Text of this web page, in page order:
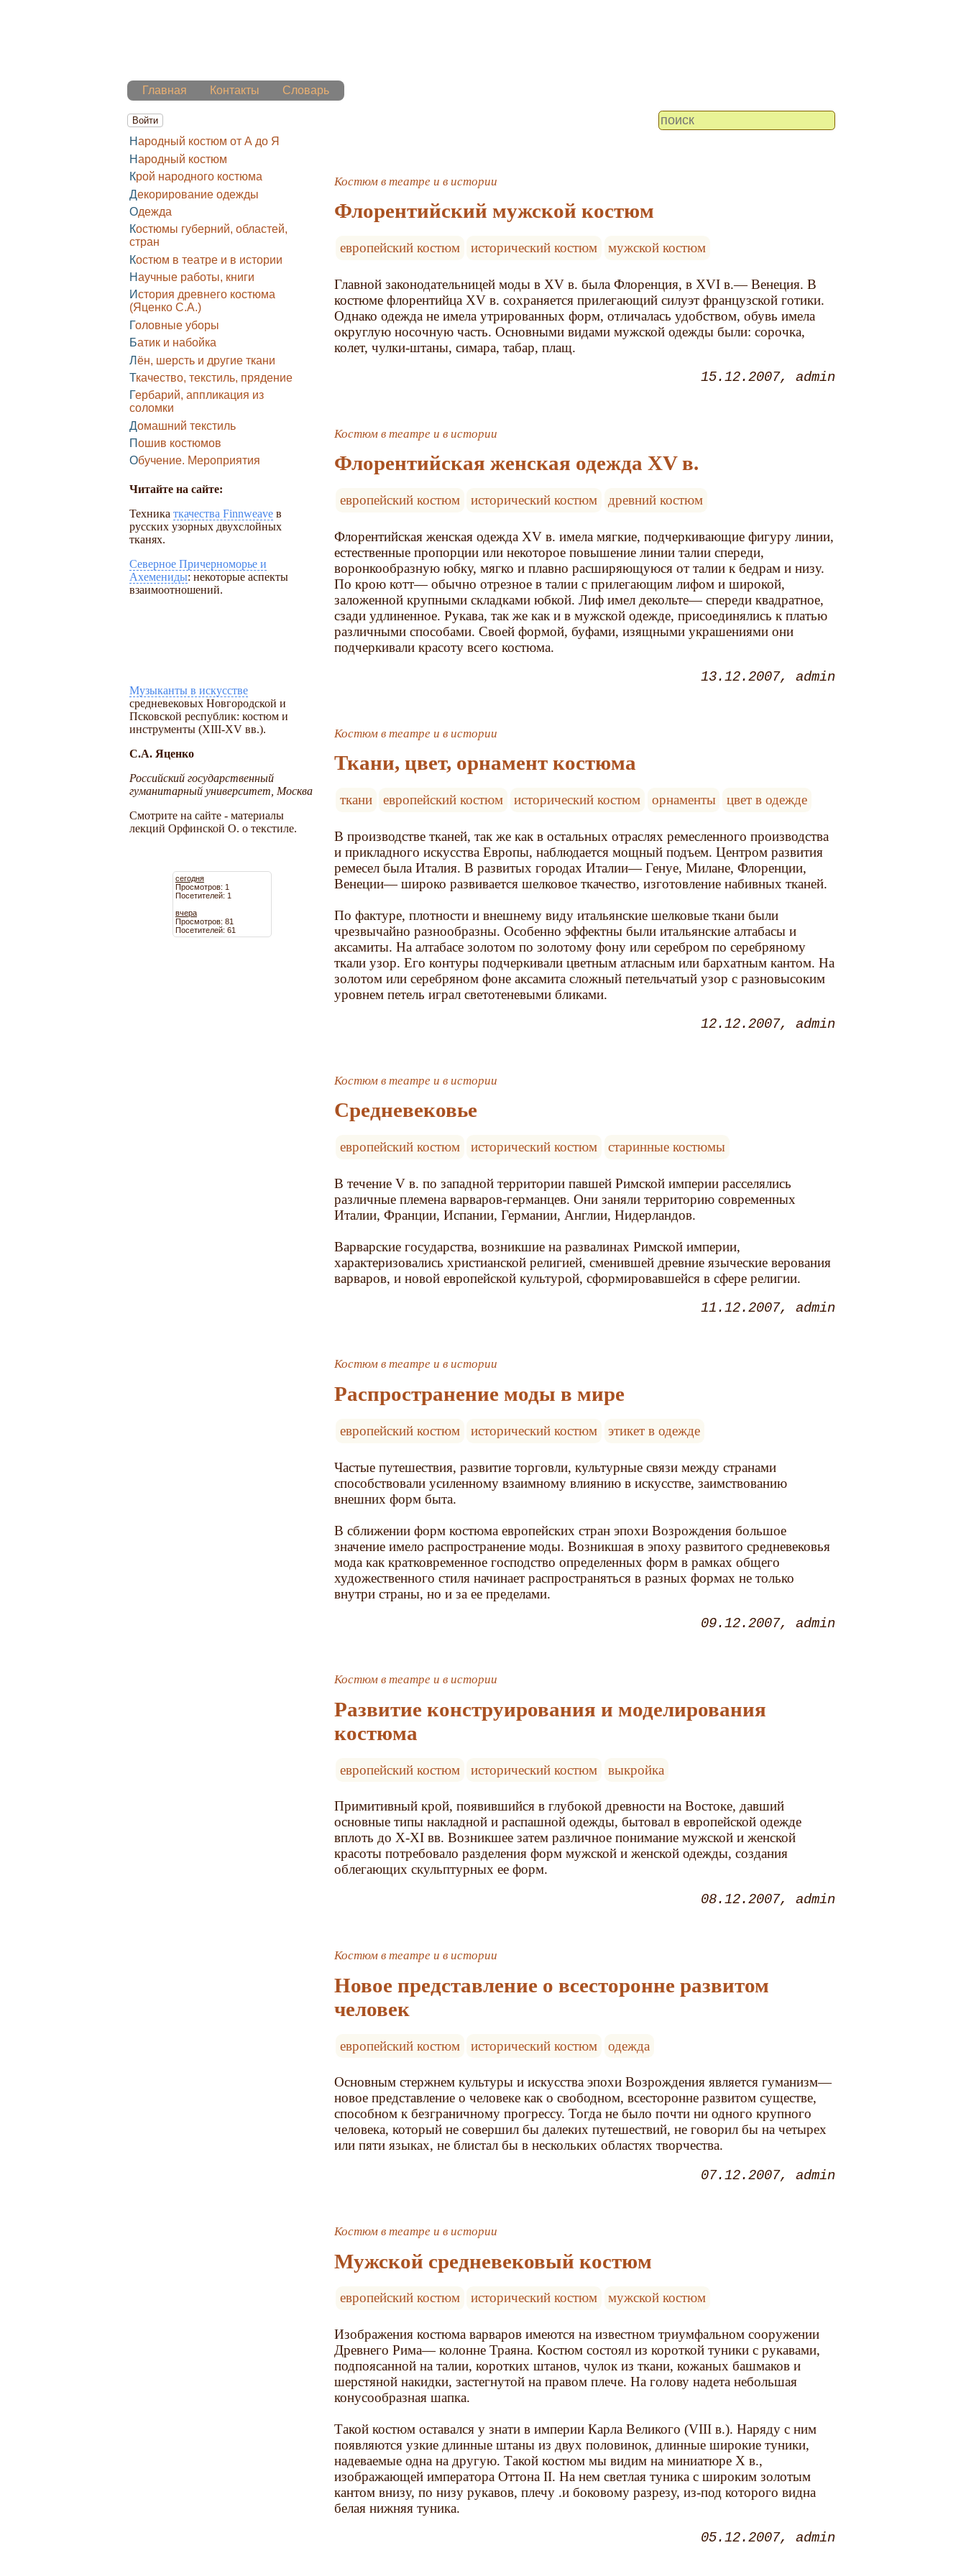
Главная Контакты Словарь
Войти
Народный костюм от А до Я
Народный костюм
Крой народного костюма
Декорирование одежды
Одежда
Костюмы губерний, областей,
стран
Костюм в театре и в истории
Научные работы, книги
История древнего костюма
(Яценко С.А.)
Головные уборы
Батик и набойка
Лён, шерсть и другие ткани
Ткачество, текстиль, прядение
Гербарий, аппликация из
соломки
Домашний текстиль
Пошив костюмов
Обучение. Мероприятия
Читайте на сайте:
Техника ткачества Finnweave в
русских узорных двухслойных
тканях.
Северное Причерноморье и
Ахемениды: некоторые аспекты
взаимоотношений.
Музыканты в искусстве
средневековых Новгородской и
Псковской республик: костюм и
инструменты (XIII-XV вв.).
С.А. Яценко
Российский государственный
гуманитарный университет, Москва
Смотрите на сайте - материалы
лекций Орфинской О. о текстиле.
сегодня
Просмотров: 1
Посетителей: 1
вчера
Просмотров: 81
Посетителей: 61
Костюм в театре и в истории
Флорентийский мужской костюм
европейский костюм исторический костюм мужской костюм
Главной законодательницей моды в XV в. была Флоренция, в XVI в.— Венеция. В
костюме флорентийца XV в. сохраняется прилегающий силуэт французской готики.
Однако одежда не имела утрированных форм, отличалась удобством, обувь имела
округлую носочную часть. Основными видами мужской одежды были: сорочка,
колет, чулки-штаны, симара, табар, плащ.
15.12.2007 admin
Костюм в театре и в истории
Флорентийская женская одежда XV в.
европейский костюм исторический костюм древний костюм
Флорентийская женская одежда XV в. имела мягкие, подчеркивающие фигуру линии,
естественные пропорции или некоторое повышение линии талии спереди,
воронкообразную юбку, мягко и плавно расширяющуюся от талии к бедрам и низу.
По крою котт— обычно отрезное в талии с прилегающим лифом и широкой,
заложенной крупными складками юбкой. Лиф имел декольте— спереди квадратное,
сзади удлиненное. Рукава, так же как и в мужской одежде, присоединялись к платью
различными способами. Своей формой, буфами, изящными украшениями они
подчеркивали красоту всего костюма.
13.12.2007 admin
Костюм в театре и в истории
Ткани, цвет, орнамент костюма
ткани европейский костюм исторический костюм орнаменты цвет в одежде
В производстве тканей, так же как в остальных отраслях ремесленного производства
и прикладного искусства Европы, наблюдается мощный подъем. Центром развития
ремесел была Италия. В развитых городах Италии— Генуе, Милане, Флоренции,
Венеции— широко развивается шелковое ткачество, изготовление набивных тканей.
По фактуре, плотности и внешнему виду итальянские шелковые ткани были
чрезвычайно разнообразны. Особенно эффектны были итальянские алтабасы и
аксамиты. На алтабасе золотом по золотому фону или серебром по серебряному
ткали узор. Его контуры подчеркивали цветным атласным или бархатным кантом. На
золотом или серебряном фоне аксамита сложный петельчатый узор с разновысоким
уровнем петель играл светотеневыми бликами.
12.12.2007 admin
Костюм в театре и в истории
Средневековье
европейский костюм исторический костюм старинные костюмы
В течение V в. по западной территории павшей Римской империи расселялись
различные племена варваров-германцев. Они заняли территорию современных
Италии, Франции, Испании, Германии, Англии, Нидерландов.
Варварские государства, возникшие на развалинах Римской империи,
характеризовались христианской религией, сменившей древние языческие верования
варваров, и новой европейской культурой, сформировавшейся в сфере религии.
11.12.2007 admin
Костюм в театре и в истории
Распространение моды в мире
европейский костюм исторический костюм этикет в одежде
Частые путешествия, развитие торговли, культурные связи между странами
способствовали усиленному взаимному влиянию в искусстве, заимствованию
внешних форм быта.
В сближении форм костюма европейских стран эпохи Возрождения большое
значение имело распространение моды. Возникшая в эпоху развитого средневековья
мода как кратковременное господство определенных форм в рамках общего
художественного стиля начинает распространяться в разных формах не только
внутри страны, но и за ее пределами.
09.12.2007 admin
Костюм в театре и в истории
Развитие конструирования и моделирования
костюма
европейский костюм исторический костюм выкройка
Примитивный крой, появившийся в глубокой древности на Востоке, давший
основные типы накладной и распашной одежды, бытовал в европейской одежде
вплоть до Х-XI вв. Возникшее затем различное понимание мужской и женской
красоты потребовало разделения форм мужской и женской одежды, создания
облегающих скульптурных ее форм.
08.12.2007 admin
Костюм в театре и в истории
Новое представление о всесторонне развитом
человек
европейский костюм исторический костюм одежда
Основным стержнем культуры и искусства эпохи Возрождения является гуманизм—
новое представление о человеке как о свободном, всесторонне развитом существе,
способном к безграничному прогрессу. Тогда не было почти ни одного крупного
человека, который не совершил бы далеких путешествий, не говорил бы на четырех
или пяти языках, не блистал бы в нескольких областях творчества.
07.12.2007 admin
Костюм в театре и в истории
Мужской средневековый костюм
европейский костюм исторический костюм мужской костюм
Изображения костюма варваров имеются на известном триумфальном сооружении
Древнего Рима— колонне Траяна. Костюм состоял из короткой туники с рукавами,
подпоясанной на талии, коротких штанов, чулок из ткани, кожаных башмаков и
шерстяной накидки, застегнутой на правом плече. На голову надета небольшая
конусообразная шапка.
Такой костюм оставался у знати в империи Карла Великого (VIII в.). Наряду с ним
появляются узкие длинные штаны из двух половинок, длинные широкие туники,
надеваемые одна на другую. Такой костюм мы видим на миниатюре Х в.,
изображающей императора Оттона II. На нем светлая туника с широким золотым
кантом внизу, по низу рукавов, плечу .и боковому разрезу, из-под которого видна
белая нижняя туника.
05.12.2007 admin